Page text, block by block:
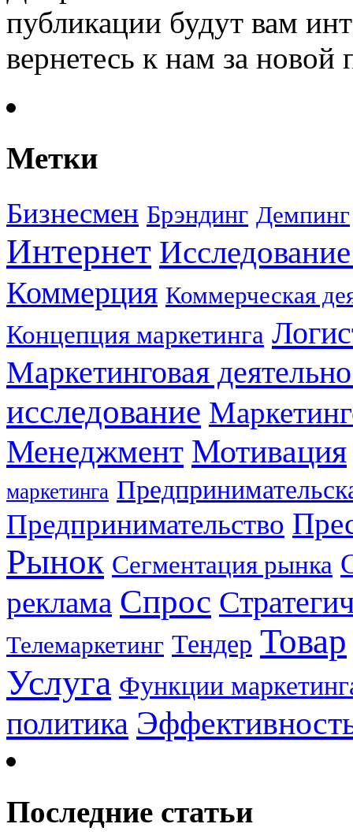
публикации будут вам
вернетесь к нам за
Метки
Бизнесмен Брэндинг Демпинг
Интернет
Коммерция Коммерческая
Концепция маркетинга
Маркетинговая
исследование
Менеджмент Мотивация
маркетинга
Предпринимательство
Рынок Сегментация рынка
реклама Спрос
Телемаркетинг Тендер Товар
Услуга Функции
политика
Последние статьи